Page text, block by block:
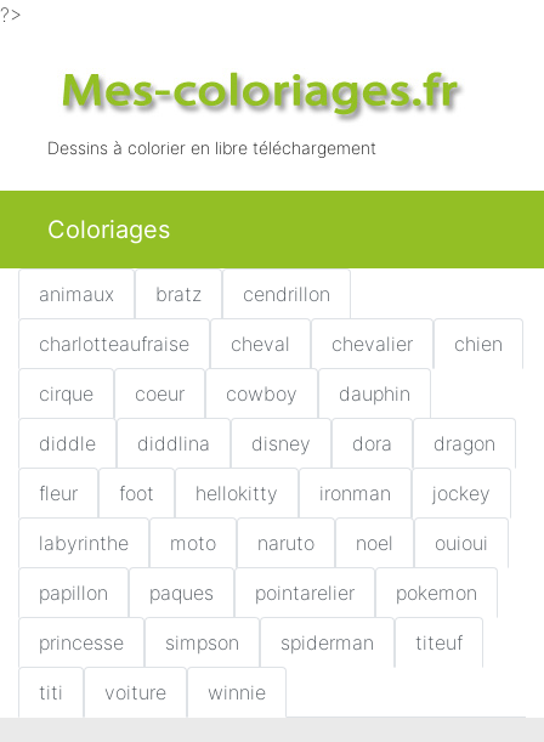
?>
Dessins à colorier en libre téléchargement
Coloriages
animaux bratz cendrillon
charlotteaufraise cheval chevalier chien
cirque coeur cowboy dauphin
diddle diddlina disney dora dragon
fleur foot hellokitty ironman jockey
labyrinthe moto naruto noel ouioui
papillon paques pointarelier pokemon
princesse simpson spiderman titeuf
titi voiture winnie